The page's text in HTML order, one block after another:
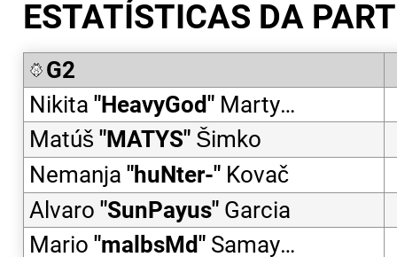
ESTATÍSTICAS DA
G2
Nikita "HeavyGod" Martynenko
Matúš "MATYS" Šimko
Nemanja "huNter-" Kovač
Alvaro "SunPayus" Garcia
Mario "malbsMd" Samayoa